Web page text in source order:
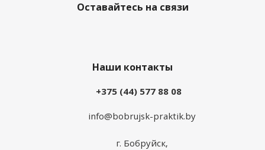
Оставайтесь на связи
Наши контакты
+375 (44) 577 88 08
info@bobrujsk-praktik.by
г. Бобруйск,